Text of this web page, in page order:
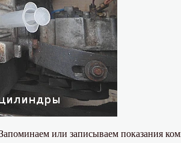
или записываем показания